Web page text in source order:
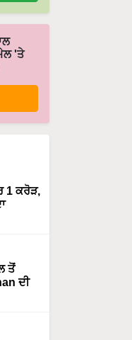
'ਤੇ
1 ਕਰੋੜ,
ਤੋਂ
ਦੀ